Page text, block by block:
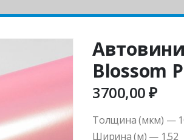
Blossom
3700,00₽
Толщина (мкм) —
Ширина (м) — 1.52